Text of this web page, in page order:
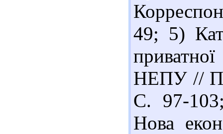
49; 5)
НЕПУ //
С. 97-
Нова